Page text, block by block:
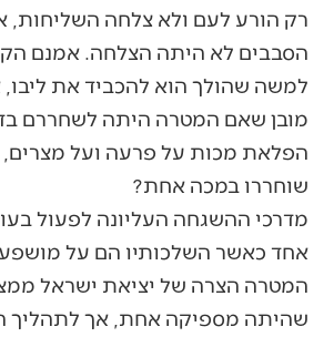
רק הורע לעם ולא צלחה השליחות,
הסבבים לא היתה הצלחה. אמנם
למשה שהולך הוא להכביד את ליבו,
מובן שאם המטרה היתה לשחררם
הפלאת מכות על פרעה ועל
שוחררו במכה אחת?
מדרכי ההשגחה העליונה לפעול
אחד כאשר השלכותיו הם על
המטרה הצרה של יציאת ישראל
שהיתה מספיקה אחת, אך לתהליך